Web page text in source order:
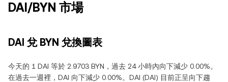
DAI/BYN 市場
DAI 兌 BYN 兌換圖表
今天的 1 DAI 等於 2.9703 BYN，過去 24 小時內向下減少 0.00%。
在過去一週裡，DAI 向下減少 0.00%。DAI (DAI) 目前正呈向下趨